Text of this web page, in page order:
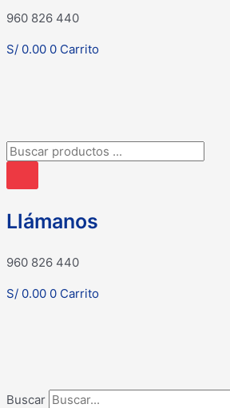
960 826 440
S/ 0.00 0 Carrito
Búsqueda
productos
Llámanos
960 826 440
S/ 0.00 0 Carrito
Buscar